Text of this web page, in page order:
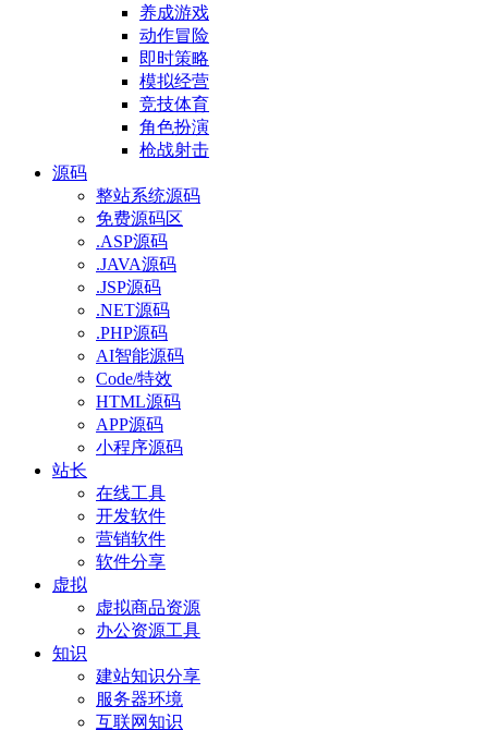
养成游戏
动作冒险
即时策略
模拟经营
竞技体育
角色扮演
枪战射击
源码
整站系统源码
免费源码区
.ASP源码
.JAVA源码
.JSP源码
.NET源码
.PHP源码
AI智能源码
Code/特效
HTML源码
APP源码
小程序源码
站长
在线工具
开发软件
营销软件
软件分享
虚拟
虚拟商品资源
办公资源工具
知识
建站知识分享
服务器环境
互联网知识